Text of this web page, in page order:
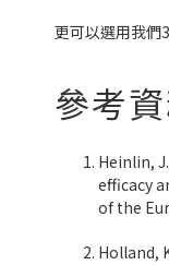
更可以選用我們
參考
Heinlin,
efficacy
of the
Holland,